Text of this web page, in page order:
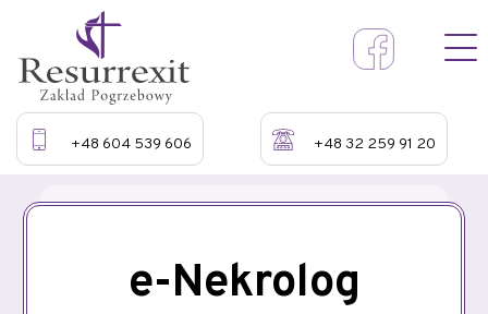
+48 604 539 606 +48 32 259 91 20
e-Nekrolog